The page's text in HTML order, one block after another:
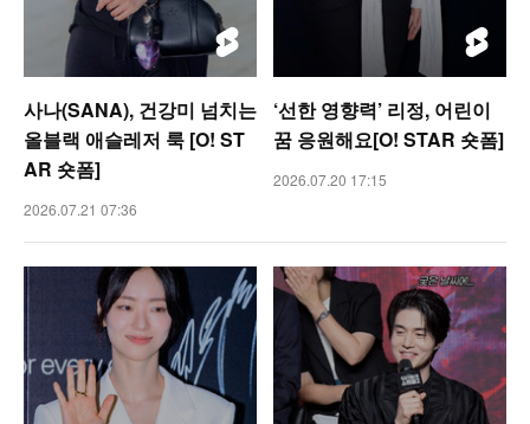
사나(SANA), 건강미 넘치는
올블랙 애슬레저 룩 [O! ST
AR 숏폼]
2026.07.21 07:36
‘선한 영향력’ 리정, 어린이
꿈 응원해요[O! STAR 숏폼]
2026.07.20 17:15